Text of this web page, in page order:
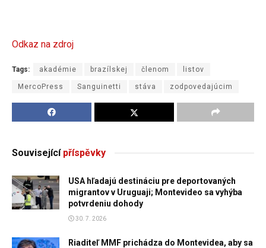
Odkaz na zdroj
Tags: akadémie brazílskej členom listov
MercoPress Sanguinetti stáva zodpovedajúcim
Souvisejícípříspěvky
USA hľadajú destináciu pre deportovaných
migrantov v Uruguaji; Montevideo sa vyhýba
potvrdeniu dohody
30. 7. 2026
Riaditeľ MMF prichádza do Montevidea, aby sa